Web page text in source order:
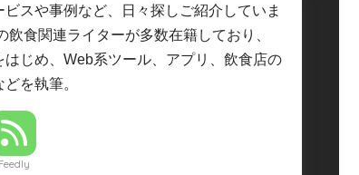
スや事例など、日々探しご紹介していま
飲食関連ライターが多数在籍しており、
じめ、Web系ツール、アプリ、飲食店の
を執筆。
Feedly